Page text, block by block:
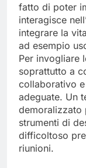
fatto di poter
interagisce
integrare la
ad esempio
Per invogliare
soprattutto a
collaborativo
adeguate. Un
demoralizzato
strumenti di
difficoltoso
riunioni.